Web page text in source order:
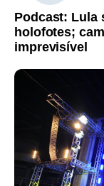
Podcast: Lula
holofotes;
imprevisível